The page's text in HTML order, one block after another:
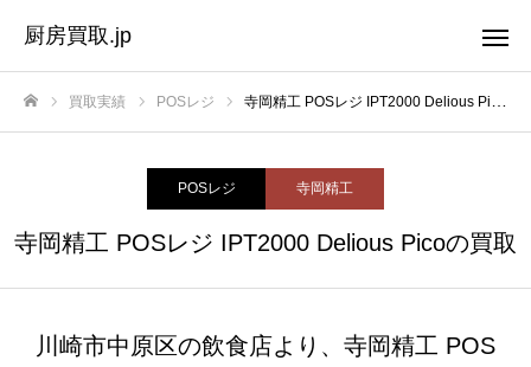
厨房買取.jp
買取実績 POSレジ 寺岡精工 POSレジ IPT2000 Delious Picoの買取
POSレジ 寺岡精工
寺岡精工 POSレジ IPT2000 Delious Picoの買取
川崎市中原区の飲食店より、寺岡精工 POS